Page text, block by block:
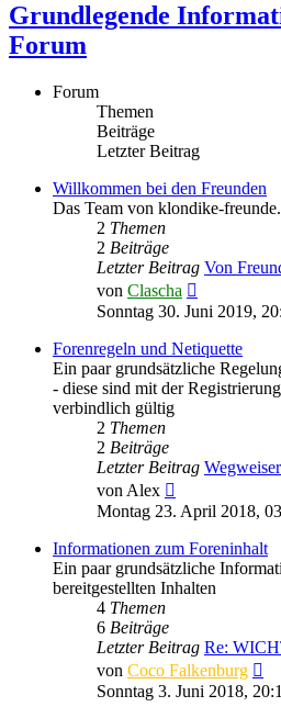
Grundlegende
Forum
Forum
Themen
Beiträge
Letzter Beitrag
Willkommen bei den Freunden
Das Team von klondike-
2 Themen
2 Beiträge
Letzter Beitrag Von
von Clascha
Beitrag
Sonntag 30. Juni 2019,
Forenregeln und Netiquette
Ein paar grundsätzliche
- diese sind mit der
verbindlich gültig
2 Themen
2 Beiträge
Letzter Beitrag Wegweiser
von Alex
Beitrag
Montag 23. April 2018,
Informationen zum Foreninhalt
Ein paar grundsätzliche
bereitgestellten Inhalten
4 Themen
6 Beiträge
Letzter Beitrag Re:
von Coco Falkenburg
Sonntag 3. Juni 2018,